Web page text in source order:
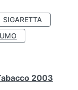
SIGARETTA
2003